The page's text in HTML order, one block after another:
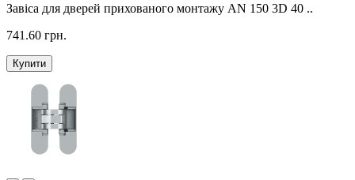
Завіса для дверей прихованого монтажу AN 150 3D 40 ..
741.60 грн.
Купити